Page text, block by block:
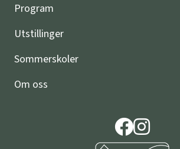
Program
Utstillinger
Sommerskoler
Om oss